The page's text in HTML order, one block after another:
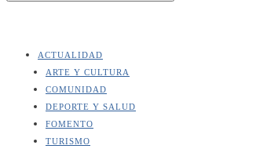
ACTUALIDAD
ARTE Y CULTURA
COMUNIDAD
DEPORTE Y SALUD
FOMENTO
TURISMO